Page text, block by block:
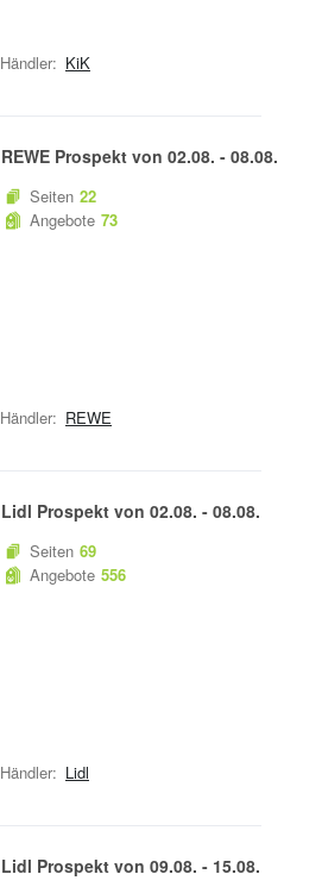
Händler: KiK
REWE Prospekt von 02.08. - 08.08.
Seiten 22
Angebote 73
Händler: REWE
Lidl Prospekt von 02.08. - 08.08.
Seiten 69
Angebote 556
Händler: Lidl
Lidl Prospekt von 09.08. - 15.08.